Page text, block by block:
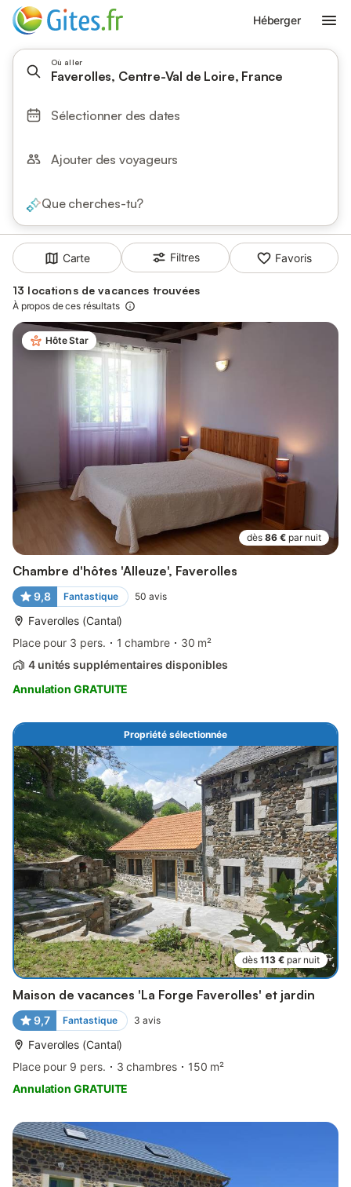
Héberger
Où aller
Faverolles, Centre-Val de Loire, France
Sélectionner des dates
Ajouter des voyageurs
Que cherches-tu?
Carte Filtres Favoris
13 locations de vacances trouvées
À propos de ces résultats
Hôte Star
dès 86 € par nuit
Chambre d'hôtes 'Alleuze', Faverolles
9,8 Fantastique 50 avis
Faverolles (Cantal)
Place pour 3 pers.
1 chambre
30 m²
4 unités supplémentaires disponibles
Annulation GRATUITE
Propriété sélectionnée
dès 113 € par nuit
Maison de vacances 'La Forge Faverolles' et jardin
9,7 Fantastique 3 avis
Faverolles (Cantal)
Place pour 9 pers.
3 chambres
150 m²
Annulation GRATUITE